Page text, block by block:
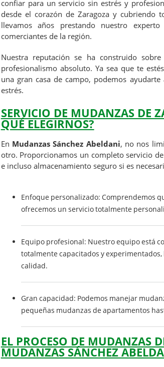
confiar para un servicio sin estrés y
desde el corazón de Zaragoza y cubriendo
llevamos años prestando nuestro
comerciantes de la región.
Nuestra reputación se ha construido
profesionalismo absoluto. Ya sea que te
una gran casa de campo, podemos
estrés.
SERVICIO DE MUDANZAS DE
QUÉ ELEGIRNOS?
En Mudanzas Sánchez Abeldani, no nos
otro. Proporcionamos un completo servicio
e incluso almacenamiento seguro si es
Enfoque personalizado: Comprendemos
ofrecemos un servicio totalmente
Equipo profesional: Nuestro equipo está
totalmente capacitados y
calidad.
Gran capacidad: Podemos manejar
pequeñas mudanzas de apartamentos
EL PROCESO DE MUDANZAS
MUDANZAS SÁNCHEZ